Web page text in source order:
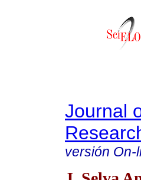
Journal
versión On-